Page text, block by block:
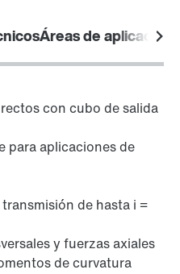
Áreas de aplicación
con cubo de salida
para aplicaciones de
de hasta i =
y fuerzas axiales
de curvatura